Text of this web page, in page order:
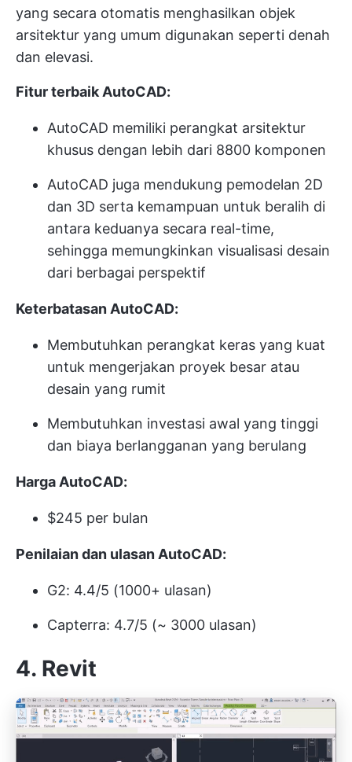
yang secara otomatis menghasilkan objek
arsitektur yang umum digunakan seperti denah
dan elevasi.
Fitur terbaik AutoCAD:
AutoCAD memiliki perangkat arsitektur
khusus dengan lebih dari 8800 komponen
AutoCAD juga mendukung pemodelan 2D
dan 3D serta kemampuan untuk beralih di
antara keduanya secara real-time,
sehingga memungkinkan visualisasi desain
dari berbagai perspektif
Keterbatasan AutoCAD:
Membutuhkan perangkat keras yang kuat
untuk mengerjakan proyek besar atau
desain yang rumit
Membutuhkan investasi awal yang tinggi
dan biaya berlangganan yang berulang
Harga AutoCAD:
$245 per bulan
Penilaian dan ulasan AutoCAD:
G2: 4.4/5 (1000+ ulasan)
Capterra: 4.7/5 (~ 3000 ulasan)
4. Revit